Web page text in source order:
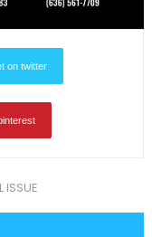
on twitter
ISSUE